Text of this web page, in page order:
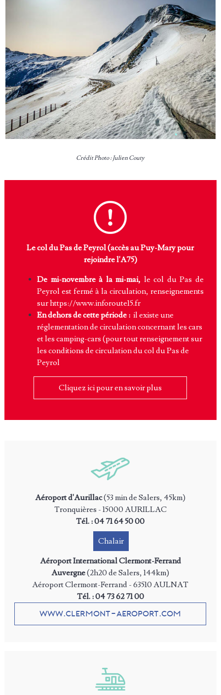
Crédit Photo : Julien Couty
Le col du Pas de Peyrol (accès au Puy-Mary pour
rejoindre l'A75)
De mi-novembre à la mi-mai, le col du Pas de
Peyrol est fermé à la circulation, renseignements
surhttps://www.inforoute15.fr
En dehors de cette période : il existe une
réglementation de circulation concernant les cars
et les camping-cars (pour tout renseignement sur
les conditions de circulation du col du Pas de
Peyrol
Cliquez ici pour en savoir plus
Aéroport d'Aurillac(53 min de Salers, 45km)
Tronquières - 15000 AURILLAC
Tél. : 04 71 64 50 00
Chalair
Aéroport International Clermont-Ferrand
Auvergne(2h20 de Salers, 144km)
Aéroport Clermont-Ferrand - 63510 AULNAT
Tél. : 04 73 62 71 00
www.clermont-aeroport.com